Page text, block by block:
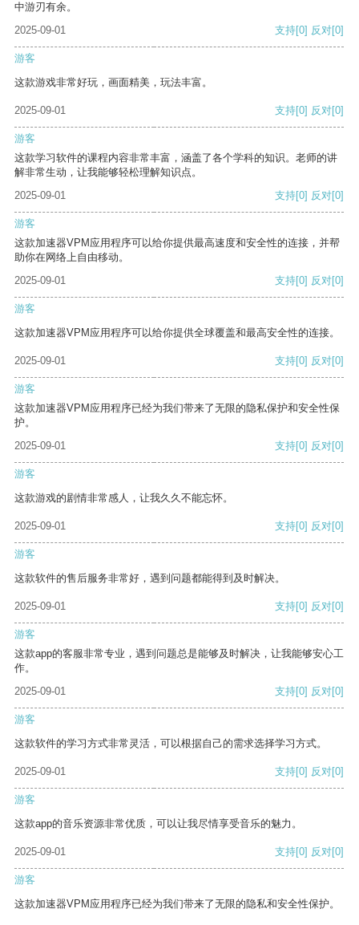
中游刃有余。
2025-09-01
支持[0] 反对[0]
游客
这款游戏非常好玩，画面精美，玩法丰富。
2025-09-01 支持[0] 反对[0]
游客
这款学习软件的课程内容非常丰富，涵盖了各个学科的知识。老师的讲
解非常生动，让我能够轻松理解知识点。
2025-09-01
支持[0] 反对[0]
游客
这款加速器VPM应用程序可以给你提供最高速度和安全性的连接，并帮
助你在网络上自由移动。
2025-09-01
支持[0] 反对[0]
游客
这款加速器VPM应用程序可以给你提供全球覆盖和最高安全性的连接。
2025-09-01 支持[0] 反对[0]
游客
这款加速器VPM应用程序已经为我们带来了无限的隐私保护和安全性保
护。
2025-09-01
支持[0] 反对[0]
游客
这款游戏的剧情非常感人，让我久久不能忘怀。
2025-09-01 支持[0] 反对[0]
游客
这款软件的售后服务非常好，遇到问题都能得到及时解决。
2025-09-01 支持[0] 反对[0]
游客
这款app的客服非常专业，遇到问题总是能够及时解决，让我能够安心工
作。
2025-09-01
支持[0] 反对[0]
游客
这款软件的学习方式非常灵活，可以根据自己的需求选择学习方式。
2025-09-01 支持[0] 反对[0]
游客
这款app的音乐资源非常优质，可以让我尽情享受音乐的魅力。
2025-09-01 支持[0] 反对[0]
游客
这款加速器VPM应用程序已经为我们带来了无限的隐私和安全性保护。